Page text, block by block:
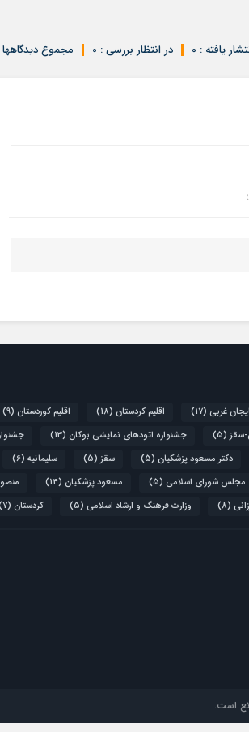
مجموع دیدگاهها در انتظار بررسی : 0 یافته : 0
غربی (17) اقلیم کردستان (18) اقلیم کوردستان (9)
سقز (5) جشنواره اتودهای نمایشی بوکان (13)
دکتر مسعود پزشکیان (5) سقز (5) سلیمانیه (6)
مجلس شورای اسلامی (5) مسعود پزشکیان (14)
(8) وزارت فرهنگ و ارشاد اسلامی (5) کردستان (7)
است.